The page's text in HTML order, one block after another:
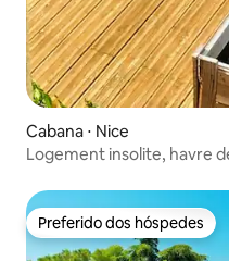
Cabana ⋅ Nice
Logement insolite, havre
Preferido dos hóspedes
Preferido dos hóspedes